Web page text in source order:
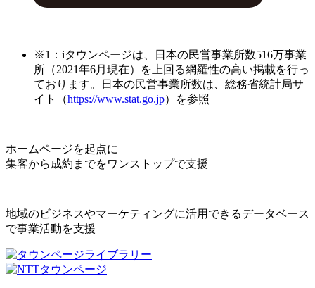
※1：iタウンページは、日本の民営事業所数516万事業
所（2021年6月現在）を上回る網羅性の高い掲載を行っ
ております。日本の民営事業所数は、総務省統計局サ
イト（https://www.stat.go.jp）を参照
ホームページを起点に
集客から成約までをワンストップで支援
地域のビジネスやマーケティングに活用できるデータベース
で事業活動を支援